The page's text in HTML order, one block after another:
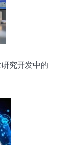
究开发中的